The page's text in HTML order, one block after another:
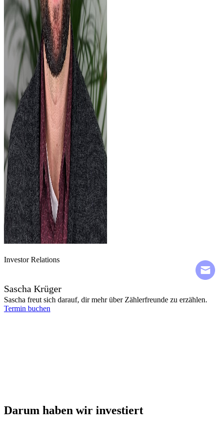
Investor Relations
Sascha Krüger
Sascha freut sich darauf, dir mehr über Zählerfreunde zu erzählen.
Termin buchen
Darum haben wir investiert